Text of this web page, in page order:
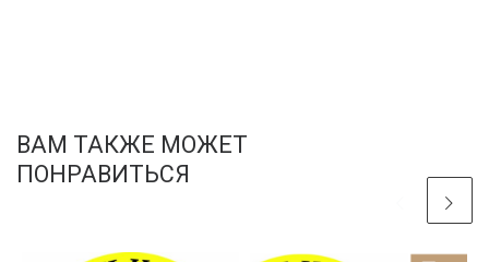
ВАМ ТАКЖЕ МОЖЕТ
ПОНРАВИТЬСЯ